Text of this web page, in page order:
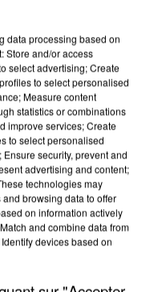
data processing based on
Store and/or access
select advertising; Create
to select personalised
Measure content
statistics or combinations
improve services; Create
to select personalised
security, prevent and
advertising and content;
technologies may
browsing data to offer
on information actively
and combine data from
devices based on